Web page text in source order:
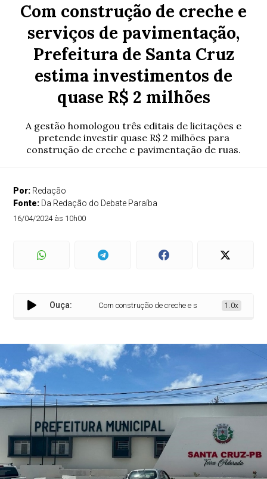
Com construção de creche e
serviços de pavimentação,
Prefeitura de Santa Cruz
estima investimentos de
quase R$ 2 milhões
A gestão homologou três editais de licitações e
pretende investir quase R$ 2 milhões para
construção de creche e pavimentação de ruas.
Por: Redação
Fonte: Da Redação do Debate Paraíba
16/04/2024 às 10h00
Ouça: Com construção de creche e serviços de1.0x